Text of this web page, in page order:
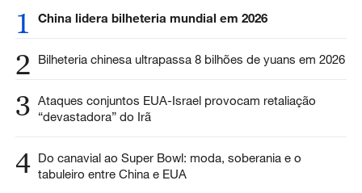
1 China lidera bilheteria mundial em 2026
2 Bilheteria chinesa ultrapassa 8 bilhões de yuans em 2026
3 Ataques conjuntos EUA-Israel provocam retaliação
“devastadora” do Irã
4 Do canavial ao Super Bowl: moda, soberania e o
tabuleiro entre China e EUA